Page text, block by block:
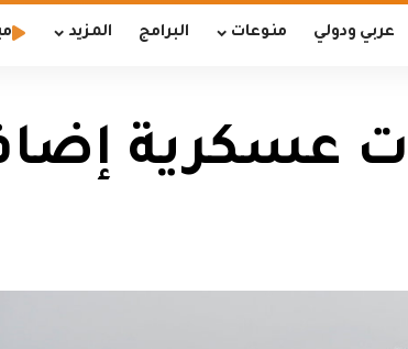
عربي ودولي منوعات البرامج المزيد
عسكرية